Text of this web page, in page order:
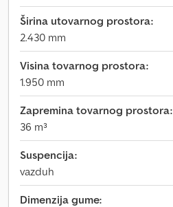
Širina utovarnog prostora:
2.430 mm
Visina tovarnog prostora:
1.950 mm
Zapremina tovarnog prostora:
36 m³
Suspencija:
vazduh
Dimenzija gume: